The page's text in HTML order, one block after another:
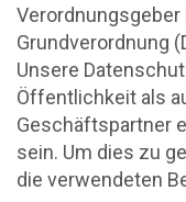
Grundverordnung
Unsere
Öffentlichkeit als
Geschäftspartner
sein. Um dies zu
die verwendeten